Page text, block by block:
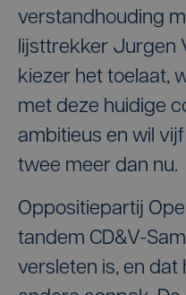
verstandhouding
lijsttrekker Jurgen
kiezer het toelaat,
met deze huidige
ambitieus en wil
twee meer dan nu.
Oppositiepartij
tandem CD&V-
versleten is, en dat